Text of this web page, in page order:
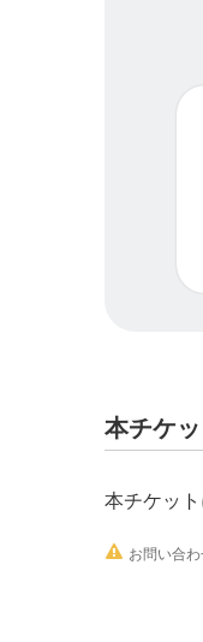
本チケ
本チケッ
 お問い合